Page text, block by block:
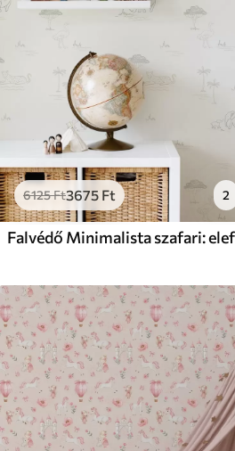
6125Ft3675 Ft 2